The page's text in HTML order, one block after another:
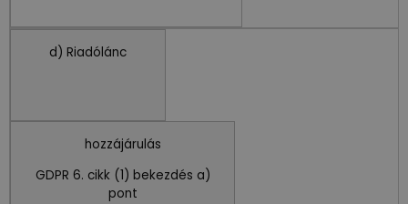
d) Riadólánc
hozzájárulás
GDPR 6. cikk (1) bekezdés a)
pont